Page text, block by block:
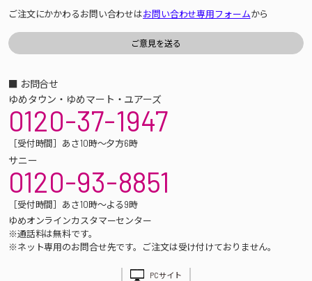
ご注文にかかわるお問い合わせはお問い合わせ専用フォームから
■ お問合せ
ゆめタウン・ゆめマート・ユアーズ
0120-37-1947
［受付時間］あさ10時～夕方6時
サニー
0120-93-8851
［受付時間］あさ10時～よる9時
ゆめオンラインカスタマーセンター
※通話料は無料です。
※ネット専用のお問合せ先です。ご注文は受け付けておりません。
PCサイト